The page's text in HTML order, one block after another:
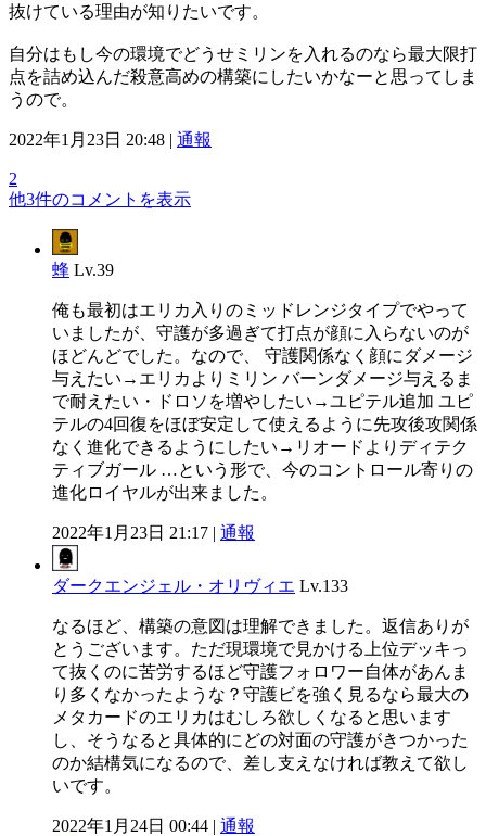
抜けている理由が知りたいです。
自分はもし今の環境でどうせミリンを入れるのなら最大限打
点を詰め込んだ殺意高めの構築にしたいかなーと思ってしま
うので。
2022年1月23日 20:48 | 通報
2
他3件のコメントを表示
蜂 Lv.39
俺も最初はエリカ入りのミッドレンジタイプでやって
いましたが、守護が多過ぎて打点が顔に入らないのが
ほどんどでした。なので、 守護関係なく顔にダメージ
与えたい→エリカよりミリン バーンダメージ与えるま
で耐えたい・ドロソを増やしたい→ユピテル追加 ユピ
テルの4回復をほぼ安定して使えるように先攻後攻関係
なく進化できるようにしたい→リオードよりディテク
ティブガール …という形で、今のコントロール寄りの
進化ロイヤルが出来ました。
2022年1月23日 21:17 | 通報
ダークエンジェル・オリヴィエ Lv.133
なるほど、構築の意図は理解できました。返信ありが
とうございます。ただ現環境で見かける上位デッキっ
て抜くのに苦労するほど守護フォロワー自体があんま
り多くなかったような？守護ビを強く見るなら最大の
メタカードのエリカはむしろ欲しくなると思います
し、そうなると具体的にどの対面の守護がきつかった
のか結構気になるので、差し支えなければ教えて欲し
いです。
2022年1月24日 00:44 | 通報